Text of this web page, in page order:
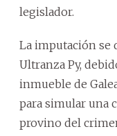
legislador.
La imputación se
Ultranza Py,
inmueble de
para simular una
provino del